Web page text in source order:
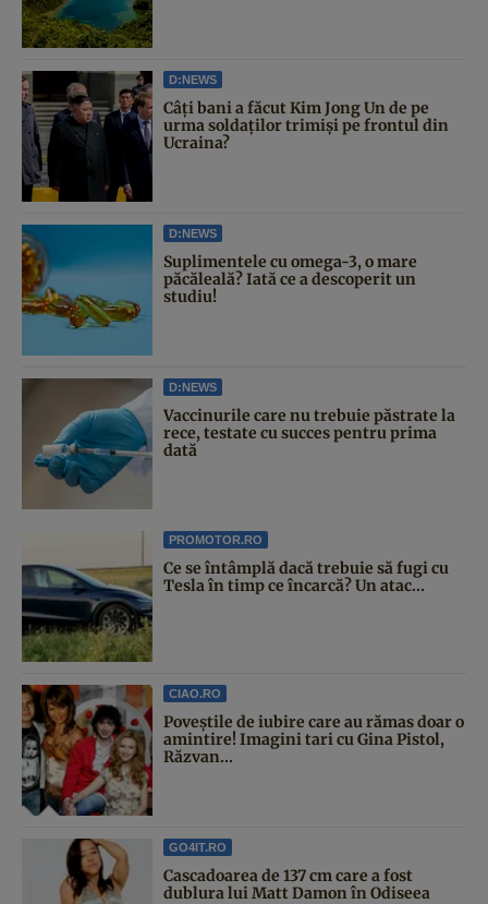
D:NEWS
Câți bani a făcut Kim Jong Un de pe
urma soldaților trimiși pe frontul din
Ucraina?
D:NEWS
Suplimentele cu omega-3, o mare
păcăleală? Iată ce a descoperit un
studiu!
D:NEWS
Vaccinurile care nu trebuie păstrate la
rece, testate cu succes pentru prima
dată
PROMOTOR.RO
Ce se întâmplă dacă trebuie să fugi cu
Tesla în timp ce încarcă? Un atac...
CIAO.RO
Poveştile de iubire care au rămas doar o
amintire! Imagini tari cu Gina Pistol,
Răzvan...
GO4IT.RO
Cascadoarea de 137 cm care a fost
dublura lui Matt Damon în Odiseea